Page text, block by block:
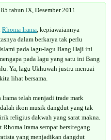
tahun IX, Desember 2011
Rhoma Irama, kepiawaiannya
dalam berkarya tak perlu
pada lagu-lagu Bang Haji ini
pada lagu yang satu ini Bang
Ya, lagu Ukhuwah justru menuai
lihat bersama.
telah menjadi trade mark
ikon musik dangdut yang tak
religius dakwah yang sarat makna.
Irama sempat bersitegang
yang menjadikan dangdut